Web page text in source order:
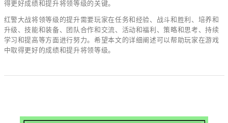
得更好成绩和提升将领等级的关键。
红警大战将领等级的提升需要玩家在任务和经验、战斗和胜利、培养和
升级、技能和装备、团队合作和交流、活动和福利、策略和思考、持续
学习和提高等方面进行努力。希望本文的详细阐述可以帮助玩家在游戏
中取得更好的成绩和提升将领等级。